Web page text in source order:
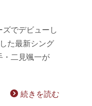
ズでデビューし
た最新シング
・二見颯一が
続きを読む